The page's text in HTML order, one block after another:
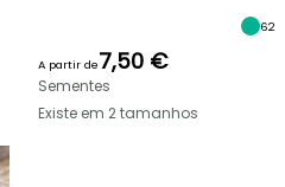
62
A partir de7,50 €
Sementes
Existe em 2 tamanhos